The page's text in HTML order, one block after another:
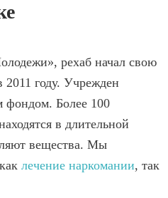
рехаб начал свою
2011 году. Учрежден
фондом. Более 100
в длительной
вещества. Мы
лечение наркомании, так